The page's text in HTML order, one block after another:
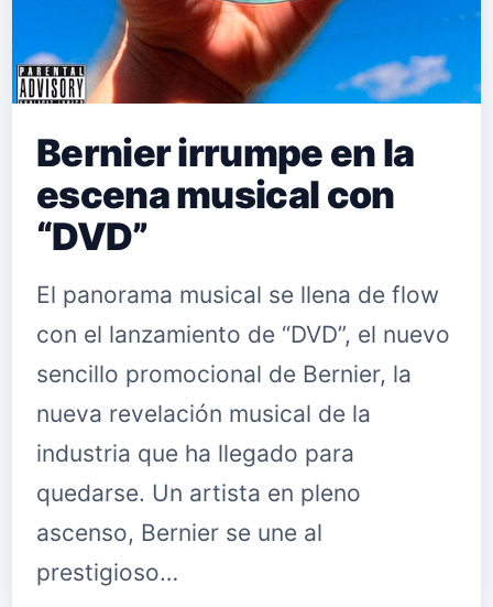
Bernier irrumpe en la
escena musical con
“DVD”
El panorama musical se llena de flow
con el lanzamiento de “DVD”, el nuevo
sencillo promocional de Bernier, la
nueva revelación musical de la
industria que ha llegado para
quedarse. Un artista en pleno
ascenso, Bernier se une al
prestigioso…